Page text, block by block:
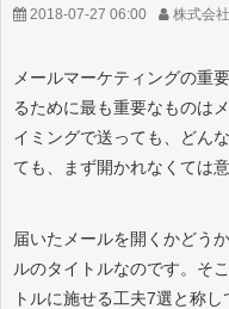
2018-07-27 06:00 株式会
メールマーケティングの重
るために最も重要なものは
イミングで送っても、どん
ても、まず開かれなくては
届いたメールを開くかどう
ルのタイトルなのです。そ
トルに施せる工夫7選と称